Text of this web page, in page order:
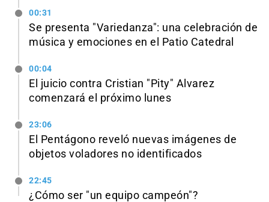
00:31
Se presenta "Variedanza": una celebración de
música y emociones en el Patio Catedral
00:04
El juicio contra Cristian "Pity" Alvarez
comenzará el próximo lunes
23:06
El Pentágono reveló nuevas imágenes de
objetos voladores no identificados
22:45
¿Cómo ser "un equipo campeón"?